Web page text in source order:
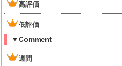
高評価
低評価
▼Comment
週間